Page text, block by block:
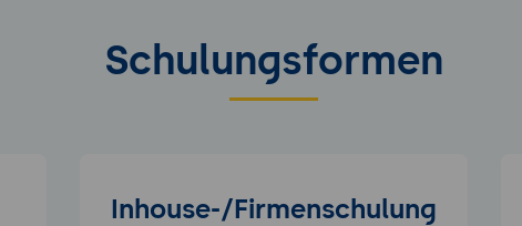
Schulungsformen
Inhouse-/Firmenschulung